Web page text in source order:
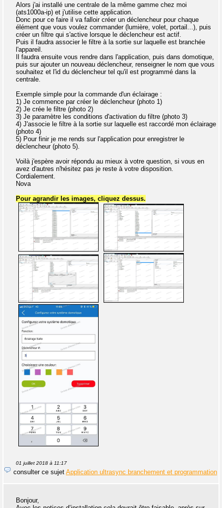
Alors j'ai installé une centrale de la même gamme chez moi
(ats1000a-ip) et j'utilise cette application.
Donc pour ce faire il va falloir créer un déclencheur pour chaque
élément que vous voulez commander (lumière, volet, portail...), puis
créer un filtre qui s'active lorsque le déclencheur est actif.
Puis il faudra associer le filtre à la sortie sur laquelle est branchée
l'appareil.
Il faudra ensuite vous rendre dans l'application, puis dans domotique,
puis sur ajouter un nouveau déclencheur, renseigner le nom que vous
souhaitez et l'id du déclencheur tel qu'il est programmé dans la
centrale.
Exemple simple pour la commande d'un éclairage :
1) Je commence par créer le déclencheur (photo 1)
2) Je crée le filtre (photo 2)
3) Je paramètre les conditions d'activation du filtre (photo 3)
4) J'associe le filtre à la sortie sur laquelle est raccordé mon éclairage
(photo 4)
5) Pour finir je me rends sur l'application pour enregistrer le
déclencheur (photo 5).
Voilà j'espère avoir répondu au mieux à votre question, si vous en
avez d'autres n'hésitez pas je reste à votre disposition.
Cordialement.
Nova
Pour agrandir les images, cliquez dessus.
01 juillet 2018 à 11:17
consulter ce sujet Application ultrasync branchement et programmation
Bonjour,